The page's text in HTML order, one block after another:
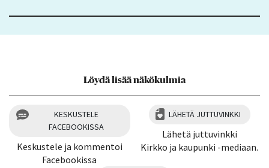
Löydä lisää näkökulmia
KESKUSTELE
FACEBOOKISSA
Keskustele ja kommentoi
Facebookissa
LÄHETÄ JUTTUVINKKI
Lähetä juttuvinkki
Kirkko ja kaupunki -mediaan.